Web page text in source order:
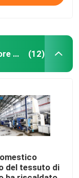
Macchina della regolazione di calore del tessuto (12)
del tessuto di